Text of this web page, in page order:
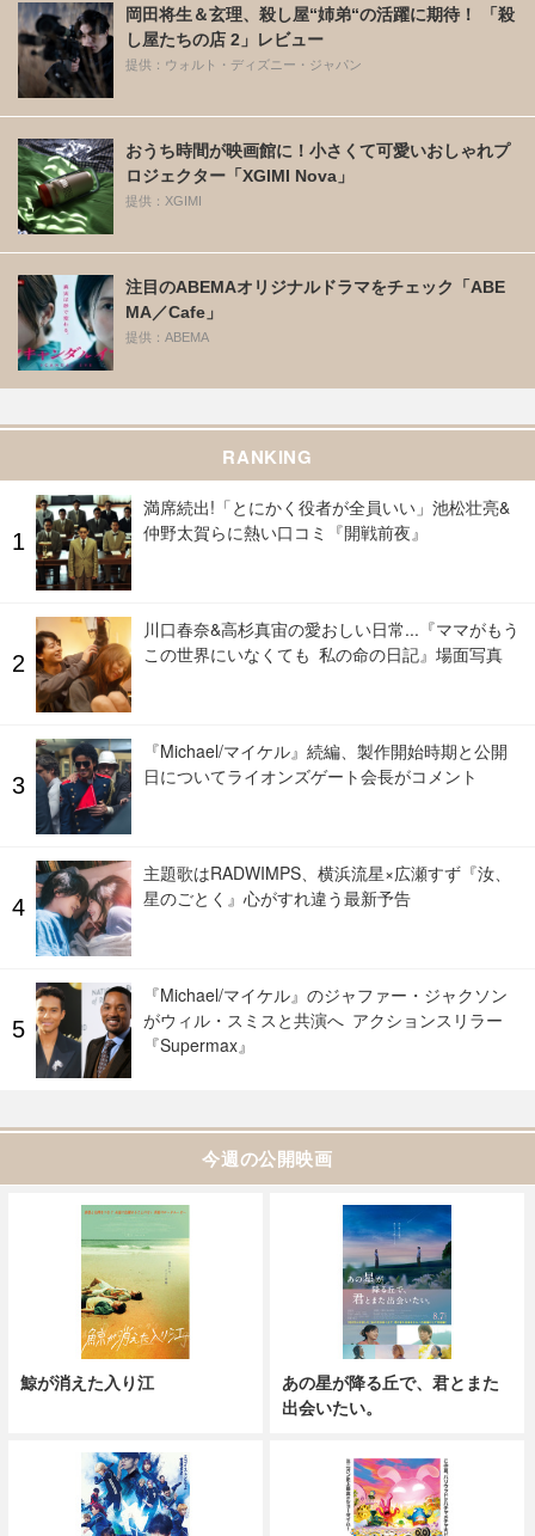
岡田将生＆玄理、殺し屋“姉弟“の活躍に期待！ 「殺
し屋たちの店 2」レビュー
提供：ウォルト・ディズニー・ジャパン
おうち時間が映画館に！小さくて可愛いおしゃれプ
ロジェクター「XGIMI Nova」
提供：XGIMI
注目のABEMAオリジナルドラマをチェック「ABE
MA／Cafe」
提供：ABEMA
RANKING
満席続出!「とにかく役者が全員いい」池松壮亮&
仲野太賀らに熱い口コミ『開戦前夜』
川口春奈&高杉真宙の愛おしい日常...『ママがもう
この世界にいなくても 私の命の日記』場面写真
『Michael/マイケル』続編、製作開始時期と公開
日についてライオンズゲート会長がコメント
主題歌はRADWIMPS、横浜流星×広瀬すず『汝、
星のごとく』心がすれ違う最新予告
『Michael/マイケル』のジャファー・ジャクソン
がウィル・スミスと共演へ アクションスリラー
『Supermax』
今週の公開映画
鯨が消えた入り江
あの星が降る丘で、君とまた
出会いたい。